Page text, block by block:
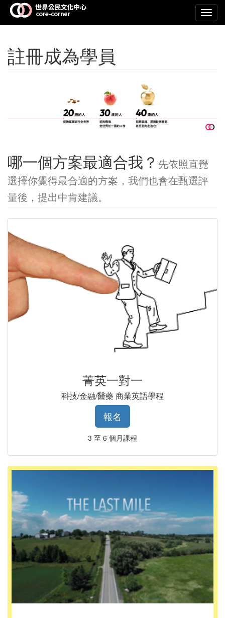
註冊成為學員
哪一個方案最適合我？ 先依照直覺
選擇你覺得最合適的方案，我們也會在甄選評
量後，提出中肯建議。
菁英一對一
科技/金融/醫藥 商業英語學程
報名
3 至 6 個月課程